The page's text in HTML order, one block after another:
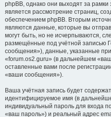
phpBB, однако они выходят за рамки
является рассмотрение страниц,
обеспечением phpBB. Вторым
являются данные, которые вы
могут быть, но не исчерпываются,
размещённые под учётной записью
сообщения»), данные, указанные
«forum.os2.guru» (в дальнейшем
оставленные вами после
«ваши сообщения»).
Ваша учётная запись будет
идентифицируемое имя (в
индивидуальный пароль для входа
«ваш пароль») и реальный адрес